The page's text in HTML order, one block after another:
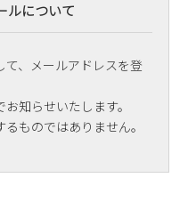
ルについて
、メールアドレスを登
知らせいたします。
ものではありません。